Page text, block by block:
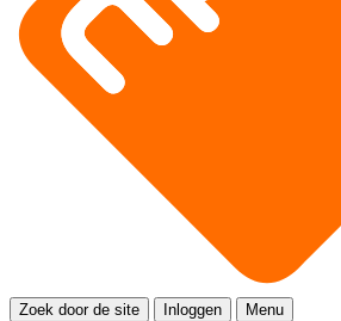
Zoek door de site Inloggen Menu